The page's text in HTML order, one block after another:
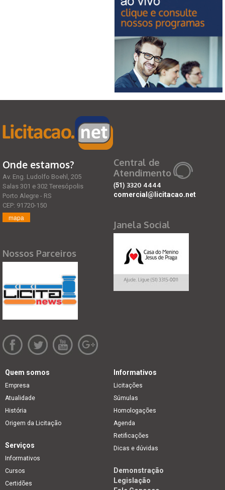
Onde estamos?
Av. Eng. Ludolfo Boehl, 205
Salas 301 e 302 Teresópolis
Porto Alegre - RS
CEP: 91720-150
mapa
Nossos Parceiros
Central de
Atendimento
(51) 3320 4444
comercial@licitacao.net
Janela Social
Quem somos
Empresa
Atualidade
História
Origem da Licitação
Informativos
Licitações
Súmulas
Homologações
Agenda
Retificações
Dicas e dúvidas
Serviços
Informativos
Cursos
Certidões
Demonstração
Legislação